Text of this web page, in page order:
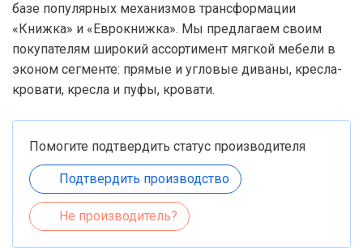
базе популярных механизмов трансформации
«Книжка» и «Еврокнижка». Мы предлагаем своим
покупателям широкий ассортимент мягкой мебели в
эконом сегменте: прямые и угловые диваны, кресла-
кровати, кресла и пуфы, кровати.
Помогите подтвердить статус производителя
Подтвердить производство
Не производитель?